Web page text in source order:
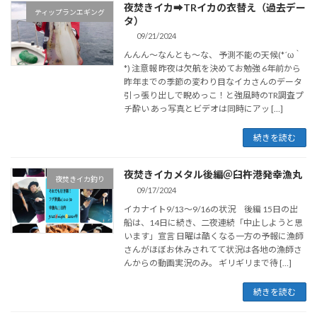
ティップランエギング
夜焚きイカ➡TRイカの衣替え（過去デー
タ）
09/21/2024
んんん～なんとも～な、 予測不能の天候(*´ω｀
*) 注意報 昨夜は欠航を決めてお勉強 6年前から
昨年までの季節の変わり目なイカさんのデータ
引っ張り出しで睨めっこ！と強風時のTR調査プ
チ酔い あっ写真とビデオは同時にアッ […]
続きを読む
夜焚きイカ釣り 夜焚きイカメタル後編＠臼杵港発幸漁丸
09/17/2024
イカナイト9/13～9/16の状況 後編 15日の出
船は、14日に続き、二夜連続「中止しようと思
います」宣言 日曜は酷くなる一方の予報に漁師
さんがほぼお休みされてて状況は各地の漁師さ
んからの動画実況のみ。 ギリギリまで待 […]
続きを読む